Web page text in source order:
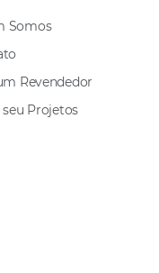
Somos
Revendedor
seu Projetos